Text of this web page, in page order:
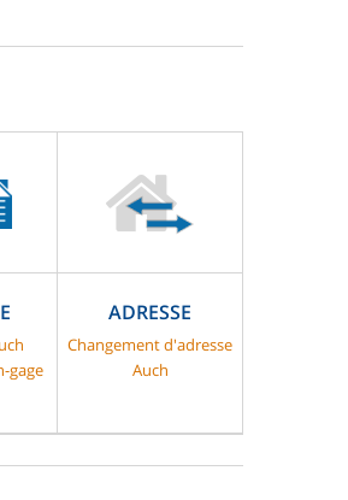
gage
ADRESSE
Changement d'adresse
Auch